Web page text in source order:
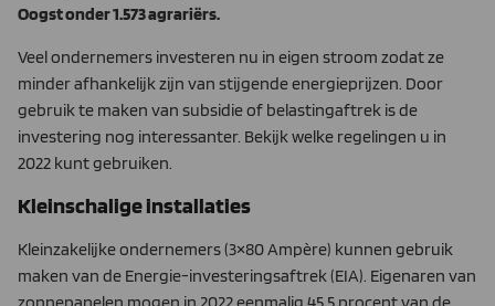
Oogst onder 1.573 agrariërs.
Veel ondernemers investeren nu in eigen stroom zodat ze
minder afhankelijk zijn van stijgende energieprijzen. Door
gebruik te maken van subsidie of belastingaftrek is de
investering nog interessanter. Bekijk welke regelingen u in
2022 kunt gebruiken.
Kleinschalige installaties
Kleinzakelijke ondernemers (3×80 Ampère) kunnen gebruik
maken van de Energie-investeringsaftrek (EIA). Eigenaren van